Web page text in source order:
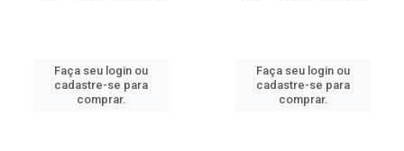
Faça seu login ou
cadastre-se para
comprar.
Faça seu login ou
cadastre-se para
comprar.